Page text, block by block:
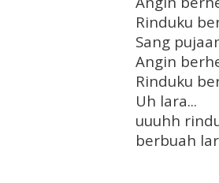
Rinduku
Sang
Angin
Rinduku
Uh lara...
uuuhh
berbuah